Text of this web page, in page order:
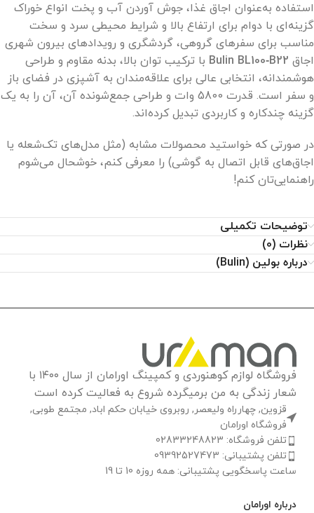
استفاده به‌عنوان اجاق غذا، جوش آوردن آب و پخت انواع خوراک
گزینه‌ای با دوام برای ارتفاع بالا و شرایط محیطی سرد و سخت
مناسب برای سفرهای گروهی، گردشگری و رویدادهای بیرون شهری
اجاق Bulin BL100‑B22 با ترکیب توان بالا، بدنه مقاوم و طراحی
هوشمندانه، انتخابی عالی برای علاقه‌مندان به آشپزی در فضای باز
و سفر است. قدرت 5800 وات و طراحی جمع‌شونده آن، آن را به یک
گزینه چندکاره و کاربردی تبدیل کرده‌اند.
در صورتی که خواستید محصولات مشابه (مثل مدل‌های تک‌شعله یا
اجاق‌های قابل اتصال به گوشی) را معرفی کنم، خوشحال می‌شوم
راهنمایی‌تان کنم!
توضیحات تکمیلی
نظرات (0)
درباره بولین (Bulin)
فروشگاه لوازم کوهنوردی و کمپینگ اورامان از سال ۱۴۰۰ با
شعار زندگی به من برمیگرده شروع به فعالیت کرده است
قزوین, چهارراه ولیعصر, روبروی خیابان حکم اباد, مجتمع طوبی,
فروشگاه اورامان
تلفن فروشگاه: 02833248823
تلفن پشتیبانی: 09392527473
ساعت پاسخگویی پشتیبانی: همه روزه 10 تا 19
درباره اورامان